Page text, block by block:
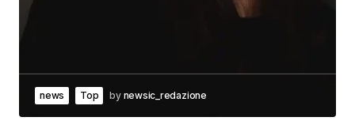
news Top by newsic_redazione